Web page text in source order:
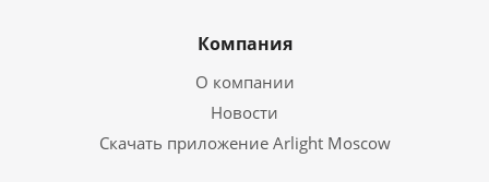
Компания
О компании
Новости
Скачать приложение Arlight Moscow